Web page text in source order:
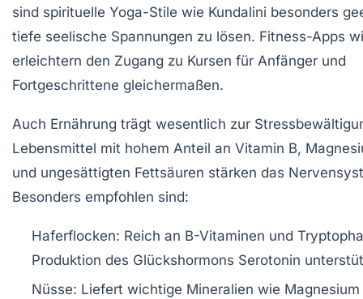
sind spirituelle Yoga-Stile wie Kundalini besonders
tiefe seelische Spannungen zu lösen. Fitness-Apps
erleichtern den Zugang zu Kursen für Anfänger und
Fortgeschrittene gleichermaßen.
Auch Ernährung trägt wesentlich zur
Lebensmittel mit hohem Anteil an Vitamin B,
und ungesättigten Fettsäuren stärken das
Besonders empfohlen sind:
Haferflocken: Reich an B-Vitaminen und
Produktion des Glückshormons Serotonin
Nüsse: Liefert wichtige Mineralien wie Magnesium